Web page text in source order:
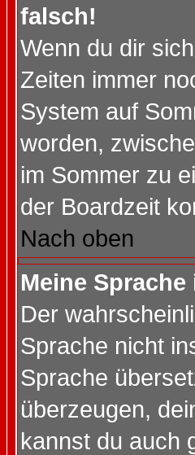
falsch!
Wenn du dir
Zeiten immer
System auf
worden,
im Sommer zu
der Boardzeit
Nach oben
Meine
Der
Sprache nicht
Sprache
überzeugen,
kannst du auch